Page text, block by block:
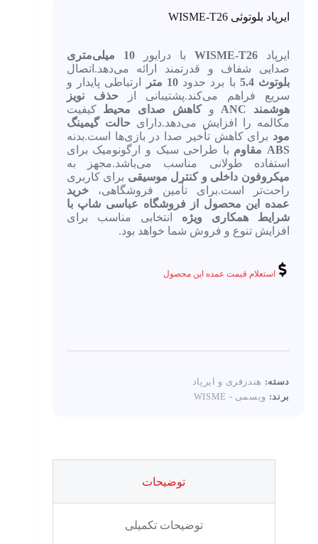
ایرپاد بلوتوثی WISME-T26
ایرپادWISME-T26 با درایور10 میلی‌متری
صدایی شفاف و قدرتمند ارائه می‌دهد.اتصال
بلوتوث 5.4
با برد حدود10 متر
ارتباطی پایدار و
سریع فراهم می‌کند.پشتیبانی ازحذف نویز
هوشمند ANC
وکاهش صدای محیط کیفیت
مکالمه را افزایش می‌دهد.دارایحالت گیمینگ
مود برای کاهش تأخیر صدا در بازی‌ها است.بدنه
ABS مقاوم
با طراحی سبک و ارگونومیک برای
استفاده طولانی مناسب می‌باشد.مجهز به
میکروفون داخلی و کنترل موسیقی برای کاربری
راحت‌تر است.برای تأمین فروشگاهی،خرید
عمده این محصول از فروشگاه عباسی شاپ با
شرایط همکاری ویژه انتخابی مناسب برای
افزایش تنوع و فروش شما خواهد بود.
استعلام قیمت عمده این محصول
دسته: هندزفری و ایرپاد
برند: ویسمی - WISME
توضیحات
توضیحات تکمیلی